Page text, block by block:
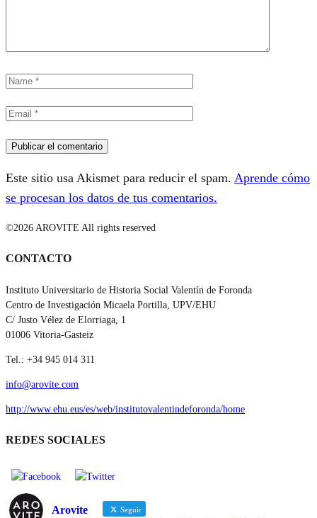
Este sitio usa Akismet para reducir el spam. Aprende cómo
se procesan los datos de tus comentarios.
©2026 AROVITE All rights reserved
CONTACTO
Instituto Universitario de Historia Social Valentín de Foronda
Centro de Investigación Micaela Portilla, UPV/EHU
C/ Justo Vélez de Elorriaga, 1
01006 Vitoria-Gasteiz
Tel.: +34 945 014 311
info@arovite.com
http://www.ehu.eus/es/web/institutovalentindeforonda/home
REDES SOCIALES
Arovite Seguir